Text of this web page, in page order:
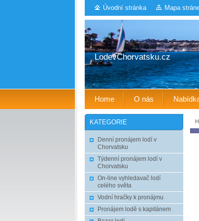
Úvodní stránka Mapa
LodevChorvatsku.cz
Home O nás
KATEGORIE
Denní pronájem lodí v
Chorvatsku
Týdenní pronájem lodí v
Chorvatsku
On-line vyhledavač lodí
celého světa
Vodní hračky k pronájmu
Pronájem lodě s kapitánem